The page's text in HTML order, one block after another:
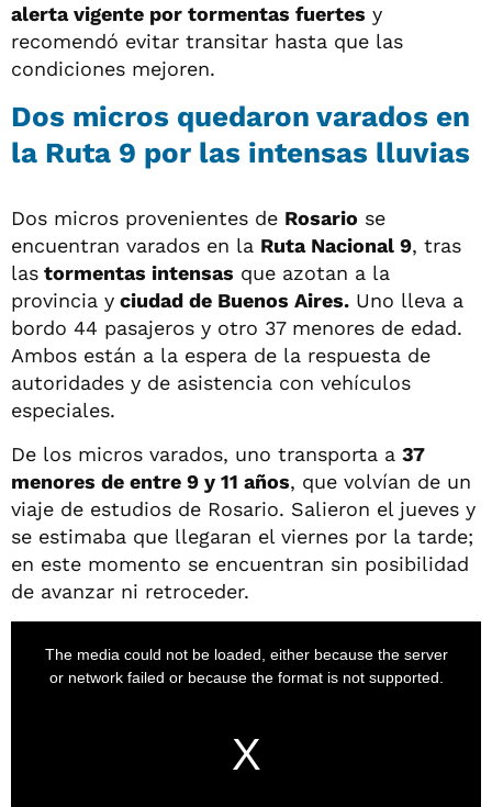
alerta vigente por tormentas fuertes y
recomendó evitar transitar hasta que las
condiciones mejoren.
Dos micros quedaron varados en
la Ruta 9 por las intensas lluvias
Dos micros provenientes de Rosario se
encuentran varados en la Ruta Nacional 9, tras
las tormentas intensas que azotan a la
provincia y ciudad de Buenos Aires. Uno lleva a
bordo 44 pasajeros y otro 37 menores de edad.
Ambos están a la espera de la respuesta de
autoridades y de asistencia con vehículos
especiales.
De los micros varados, uno transporta a 37
menores de entre 9 y 11 años, que volvían de un
viaje de estudios de Rosario. Salieron el jueves y
se estimaba que llegaran el viernes por la tarde;
en este momento se encuentran sin posibilidad
de avanzar ni retroceder.